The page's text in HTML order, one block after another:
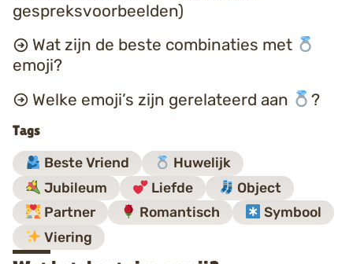
gespreksvoorbeelden)
Wat zijn de beste combinaties met
emoji?
Welke emoji’s zijn gerelateerd aan
?
Tags
Beste Vriend
Huwelijk
Jubileum
Liefde
Object
Partner
Romantisch
Symbool
Viering